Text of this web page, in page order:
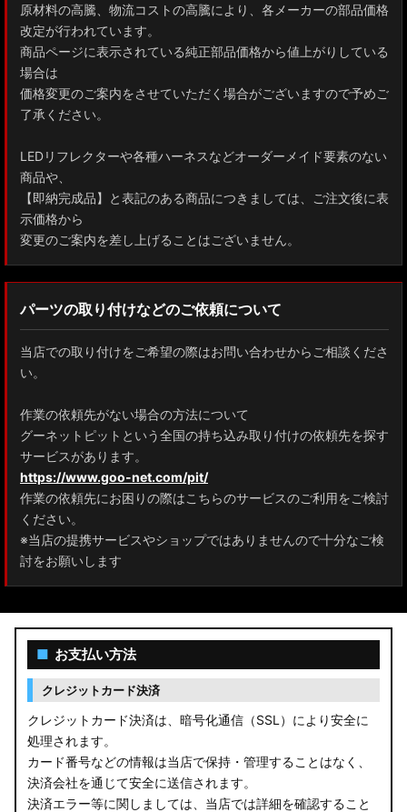
原材料の高騰、物流コストの高騰により、各メーカーの部品価格
改定が行われています。
商品ページに表示されている純正部品価格から値上がりしている
場合は
価格変更のご案内をさせていただく場合がございますので予めご
了承ください。
LEDリフレクターや各種ハーネスなどオーダーメイド要素のない
商品や、
【即納完成品】と表記のある商品につきましては、ご注文後に表
示価格から
変更のご案内を差し上げることはございません。
パーツの取り付けなどのご依頼について
当店での取り付けをご希望の際はお問い合わせからご相談くださ
い。
作業の依頼先がない場合の方法について
グーネットピットという全国の持ち込み取り付けの依頼先を探す
サービスがあります。
https://www.goo-net.com/pit/
作業の依頼先にお困りの際はこちらのサービスのご利用をご検討
ください。
※当店の提携サービスやショップではありませんので十分なご検
討をお願いします
■ お支払い方法
クレジットカード決済
クレジットカード決済は、暗号化通信（SSL）により安全に
処理されます。
カード番号などの情報は当店で保持・管理することはなく、
決済会社を通じて安全に送信されます。
決済エラー等に関しましては、当店では詳細を確認すること